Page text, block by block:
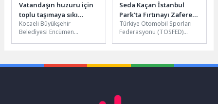
Vatandaşın huzuru için
toplu taşımaya sıkı
denetim
Kocaeli Büyükşehir
Belediyesi Encümen
ihalesi gerçekleştirilirken,...
Seda Kaçan İstanbul
Park’ta Fırtınayı Zafere
Dönüştürdü
Türkiye Otomobil Sporları
Federasyonu (TOSFED)
ayağında, Pepsi ve Doritos...